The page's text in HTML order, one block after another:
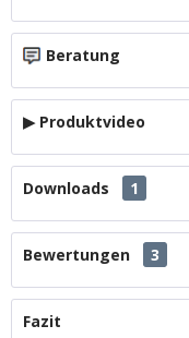
Beratung
▶ Produktvideo
Downloads 1
Bewertungen 3
Fazit